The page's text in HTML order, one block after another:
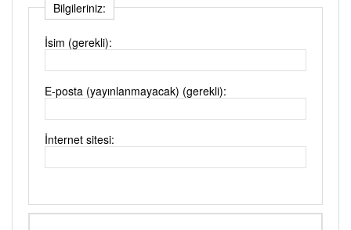
Bilgileriniz:
İsim (gerekli):
E-posta (yayınlanmayacak) (gerekli):
İnternet sitesi: